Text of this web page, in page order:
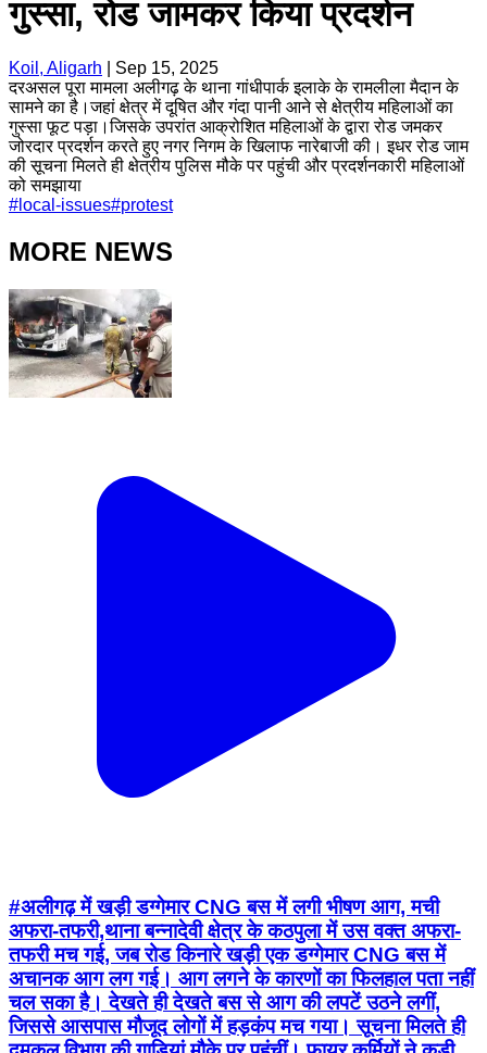
गुस्सा, रोड जामकर किया प्रदर्शन
Koil, Aligarh
Sep 15, 2025
दरअसल पूरा मामला अलीगढ़ के थाना गांधीपार्क इलाके के रामलीला मैदान के
सामने का है।जहां क्षेत्र में दूषित और गंदा पानी आने से क्षेत्रीय महिलाओं का
गुस्सा फूट पड़ा।जिसके उपरांत आक्रोशित महिलाओं के द्वारा रोड जमकर
जोरदार प्रदर्शन करते हुए नगर निगम के खिलाफ नारेबाजी की। इधर रोड जाम
की सूचना मिलते ही क्षेत्रीय पुलिस मौके पर पहुंची और प्रदर्शनकारी महिलाओं
को समझाया
# local-issues#protest
MORE NEWS
#अलीगढ़ में खड़ी डग्गेमार CNG बस में लगी भीषण आग, मची
अफरा-तफरी,थाना बन्नादेवी क्षेत्र के कठपुला में उस वक्त अफरा-
तफरी मच गई, जब रोड किनारे खड़ी एक डग्गेमार CNG बस में
अचानक आग लग गई। आग लगने के कारणों का फिलहाल पता नहीं
चल सका है। देखते ही देखते बस से आग की लपटें उठने लगीं,
जिससे आसपास मौजूद लोगों में हड़कंप मच गया। सूचना मिलते ही